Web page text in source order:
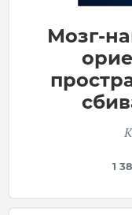
Мозг-
1